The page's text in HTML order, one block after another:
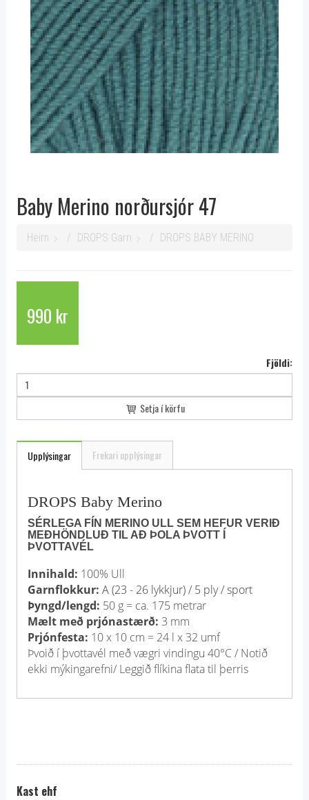
Baby Merino norðursjór 47
Heim DROPS Garn DROPS BABY MERINO
990 kr
Fjöldi:
Setja í körfu
Upplýsingar Frekari upplýsingar
DROPS Baby Merino
SÉRLEGA FÍN MERINO ULL SEM HEFUR VERIÐ
MEÐHÖNDLUÐ TIL AÐ ÞOLA ÞVOTT Í
ÞVOTTAVÉL
Innihald: 100% Ull
Garnflokkur: A (23 - 26 lykkjur) / 5 ply / sport
Þyngd/lengd: 50 g = ca. 175 metrar
Mælt með prjónastærð: 3 mm
Prjónfesta: 10 x 10 cm = 24 l x 32 umf
Þvoið í þvottavél með vægri vindingu 40°C / Notið
ekki mýkingarefni/ Leggið flíkina flata til þerris
Kast ehf